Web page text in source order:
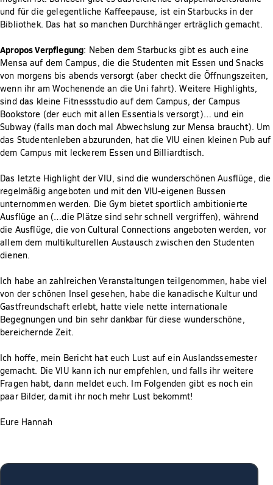
und für die gelegentliche Kaffeepause, ist ein Starbucks in der
Bibliothek. Das hat so manchen Durchhänger erträglich gemacht.
Apropos Verpflegung: Neben dem Starbucks gibt es auch eine
Mensa auf dem Campus, die die Studenten mit Essen und Snacks
von morgens bis abends versorgt (aber checkt die Öffnungszeiten,
wenn ihr am Wochenende an die Uni fahrt). Weitere Highlights,
sind das kleine Fitnessstudio auf dem Campus, der Campus
Bookstore (der euch mit allen Essentials versorgt)… und ein
Subway (falls man doch mal Abwechslung zur Mensa braucht). Um
das Studentenleben abzurunden, hat die VIU einen kleinen Pub auf
dem Campus mit leckerem Essen und Billiardtisch.
Das letzte Highlight der VIU, sind die wunderschönen Ausflüge, die
regelmäßig angeboten und mit den VIU-eigenen Bussen
unternommen werden. Die Gym bietet sportlich ambitionierte
Ausflüge an (…die Plätze sind sehr schnell vergriffen), während
die Ausflüge, die von Cultural Connections angeboten werden, vor
allem dem multikulturellen Austausch zwischen den Studenten
dienen.
Ich habe an zahlreichen Veranstaltungen teilgenommen, habe viel
von der schönen Insel gesehen, habe die kanadische Kultur und
Gastfreundschaft erlebt, hatte viele nette internationale
Begegnungen und bin sehr dankbar für diese wunderschöne,
bereichernde Zeit.
Ich hoffe, mein Bericht hat euch Lust auf ein Auslandssemester
gemacht. Die VIU kann ich nur empfehlen, und falls ihr weitere
Fragen habt, dann meldet euch. Im Folgenden gibt es noch ein
paar Bilder, damit ihr noch mehr Lust bekommt!
Eure Hannah